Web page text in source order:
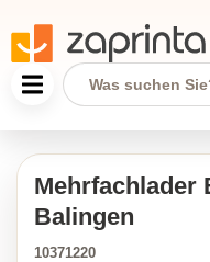
Mehrfachlader
Balingen
10371220